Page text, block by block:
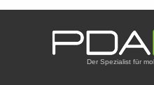
Der Spezialist für